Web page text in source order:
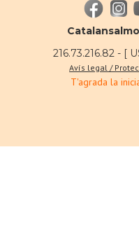
216.73.216.82 - [
Avís legal /
T'agrada la